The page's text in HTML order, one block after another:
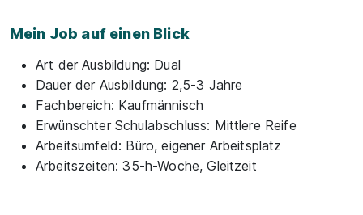
Mein Job auf einen Blick
Art der Ausbildung: Dual
Dauer der Ausbildung: 2,5-3 Jahre
Fachbereich: Kaufmännisch
Erwünschter Schulabschluss: Mittlere Reife
Arbeitsumfeld: Büro, eigener Arbeitsplatz
Arbeitszeiten: 35-h-Woche, Gleitzeit